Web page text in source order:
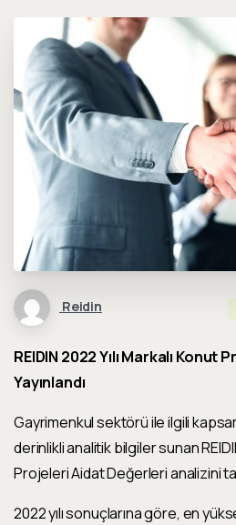
Reidin
REIDIN 2022 Yılı Markalı
Yayınlandı
Gayrimenkul sektörü ile ilgili
derinlikli analitik bilgiler sunan
Projeleri Aidat Değerleri analizini
2022 yılı sonuçlarına göre, en